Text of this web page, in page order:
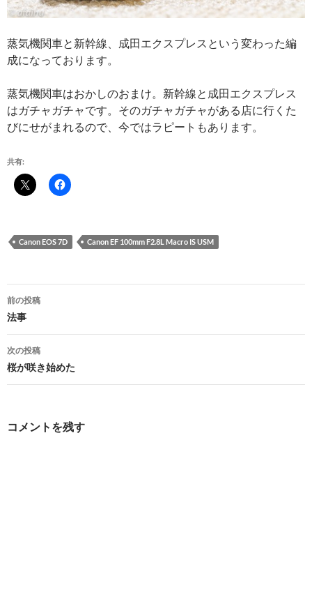
蒸気機関車と新幹線、成田エクスプレスという変わった編
成になっております。
蒸気機関車はおかしのおまけ。新幹線と成田エクスプレス
はガチャガチャです。そのガチャガチャがある店に行くた
びにせがまれるので、今ではラピートもあります。
共有:
Canon EOS 7D Canon EF 100mm F2.8L Macro IS USM
投
稿
ナ
ビ
ゲ
前の投稿
法事
次の投稿
桜が咲き始めた
コメントを残す